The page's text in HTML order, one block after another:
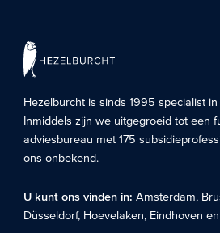
Hezelburcht is sinds 1995 specialist
Inmiddels zijn we uitgegroeid tot een
adviesbureau met 175
ons onbekend.
U kunt ons vinden in:Amsterdam,
Düsseldorf, Hoevelaken, Eindhoven en